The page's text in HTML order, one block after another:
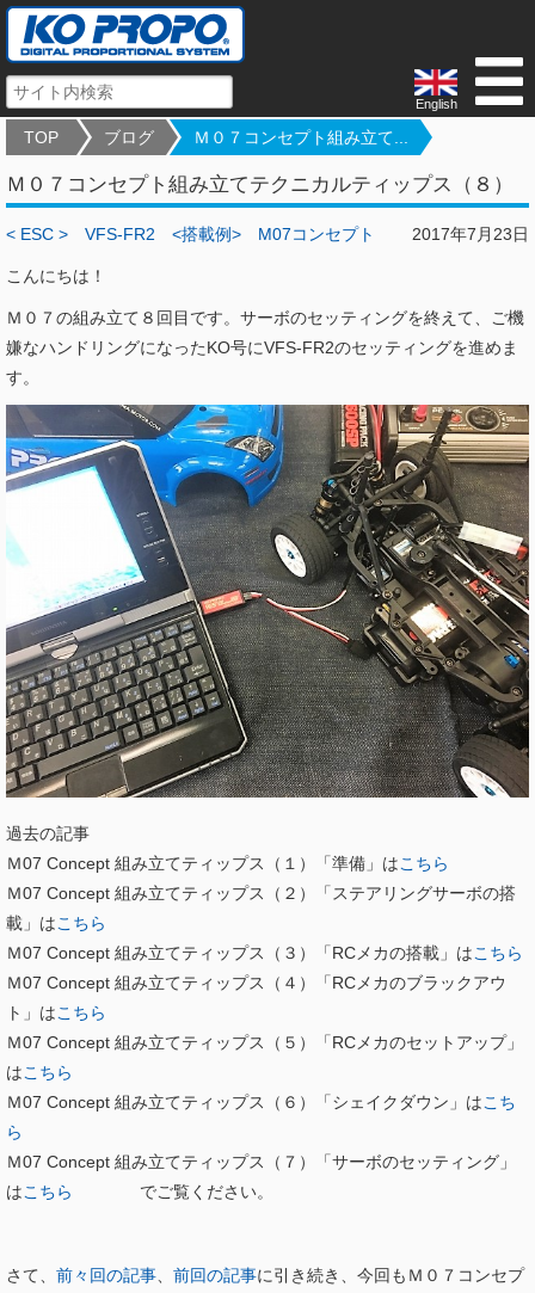
English
TOP ブログ Ｍ０７コンセプト組み立て...
Ｍ０７コンセプト組み立てテクニカルティップス（８）
2017年7月23日
< ESC > VFS-FR2 <搭載例> M07コンセプト
こんにちは！
Ｍ０７の組み立て８回目です。サーボのセッティングを終えて、ご機
嫌なハンドリングになったKO号にVFS-FR2のセッティングを進めま
す。
過去の記事
Ｍ07 Concept 組み立てティップス（１）「準備」はこちら
Ｍ07 Concept 組み立てティップス（２）「ステアリングサーボの搭
載」はこちら
Ｍ07 Concept 組み立てティップス（３）「RCメカの搭載」はこちら
Ｍ07 Concept 組み立てティップス（４）「RCメカのブラックアウ
ト」はこちら
Ｍ07 Concept 組み立てティップス（５）「RCメカのセットアップ」
はこちら
Ｍ07 Concept 組み立てティップス（６）「シェイクダウン」はこち
ら
Ｍ07 Concept 組み立てティップス（７）「サーボのセッティング」
はこちら でご覧ください。
さて、 前々回の記事 前回の記事に引き続き、今回もＭ０７コンセプ